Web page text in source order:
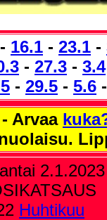
- 16.1 - 23.1 -
- 27.3 - 3.4
- 29.5 - 5.6
- Arvaa
2.1.2023
Huhtikuu